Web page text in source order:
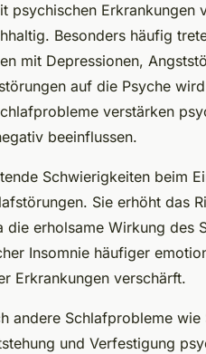
psychischen Erkrankungen
Besonders häufig
mit Depressionen,
auf die Psyche
verstärken
beeinflussen.
Schwierigkeiten beim
Sie erhöht das
die erholsame Wirkung des
Insomnie häufiger
Erkrankungen verschärft.
andere Schlafprobleme
und Verfestigung